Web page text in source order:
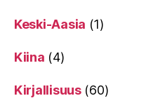
Keski-Aasia (1)
Kiina (4)
Kirjallisuus(60)